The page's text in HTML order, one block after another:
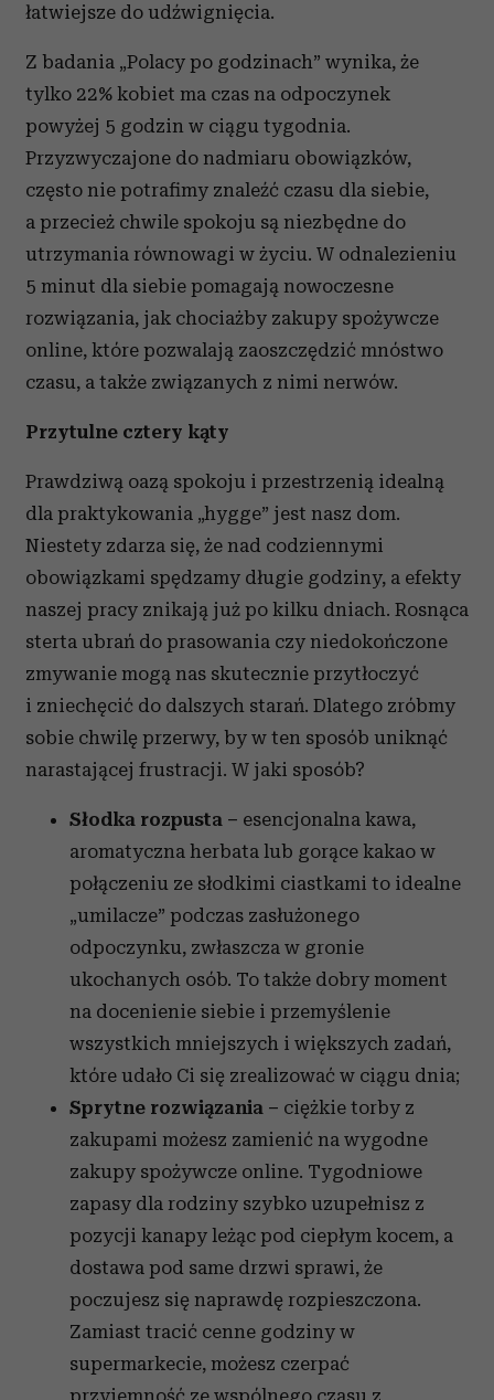
łatwiejsze do udźwignięcia.
Z badania „Polacy po godzinach” wynika, że
tylko 22% kobiet ma czas na odpoczynek
powyżej 5 godzin w ciągu tygodnia.
Przyzwyczajone do nadmiaru obowiązków,
często nie potrafimy znaleźć czasu dla siebie,
a przecież chwile spokoju są niezbędne do
utrzymania równowagi w życiu. W odnalezieniu
5 minut dla siebie pomagają nowoczesne
rozwiązania, jak chociażby zakupy spożywcze
online, które pozwalają zaoszczędzić mnóstwo
czasu, a także związanych z nimi nerwów.
Przytulne cztery kąty
Prawdziwą oazą spokoju i przestrzenią idealną
dla praktykowania „hygge” jest nasz dom.
Niestety zdarza się, że nad codziennymi
obowiązkami spędzamy długie godziny, a efekty
naszej pracy znikają już po kilku dniach. Rosnąca
sterta ubrań do prasowania czy niedokończone
zmywanie mogą nas skutecznie przytłoczyć
i zniechęcić do dalszych starań. Dlatego zróbmy
sobie chwilę przerwy, by w ten sposób uniknąć
narastającej frustracji. W jaki sposób?
Słodka rozpusta – esencjonalna kawa,
aromatyczna herbata lub gorące kakao w
połączeniu ze słodkimi ciastkami to idealne
„umilacze” podczas zasłużonego
odpoczynku, zwłaszcza w gronie
ukochanych osób. To także dobry moment
na docenienie siebie i przemyślenie
wszystkich mniejszych i większych zadań,
które udało Ci się zrealizować w ciągu dnia;
Sprytne rozwiązania – ciężkie torby z
zakupami możesz zamienić na wygodne
zakupy spożywcze online. Tygodniowe
zapasy dla rodziny szybko uzupełnisz z
pozycji kanapy leżąc pod ciepłym kocem, a
dostawa pod same drzwi sprawi, że
poczujesz się naprawdę rozpieszczona.
Zamiast tracić cenne godziny w
supermarkecie, możesz czerpać
przyjemność ze wspólnego czasu z